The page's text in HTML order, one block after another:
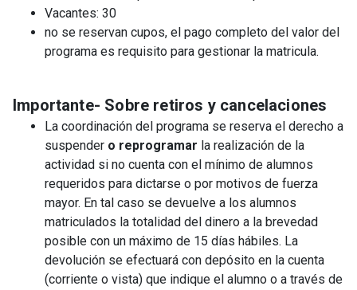
Vacantes: 30
no se reservan cupos, el pago completo del valor del
programa es requisito para gestionar la matricula.
Importante- Sobre retiros y cancelaciones
La coordinación del programa se reserva el derecho a
suspender o reprogramar la realización de la
actividad si no cuenta con el mínimo de alumnos
requeridos para dictarse o por motivos de fuerza
mayor. En tal caso se devuelve a los alumnos
matriculados la totalidad del dinero a la brevedad
posible con un máximo de 15 días hábiles. La
devolución se efectuará con depósito en la cuenta
(corriente o vista) que indique el alumno o a través de